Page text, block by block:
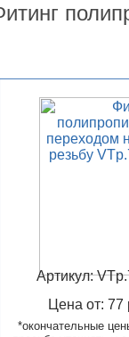
Артикул:
Цена от: 77
*окончательные